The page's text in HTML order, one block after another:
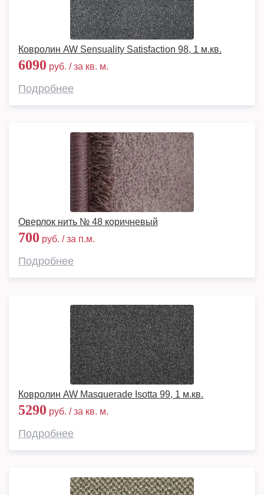
Ковролин AW Sensuality Satisfaction 98, 1 м.кв.
6090 руб. / за кв. м.
Подробнее
Оверлок нить № 48 коричневый
700 руб. / за п.м.
Подробнее
Ковролин AW Masquerade Isotta 99, 1 м.кв.
5290 руб. / за кв. м.
Подробнее